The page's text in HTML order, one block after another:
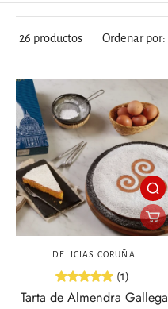
26 productos Ordenar por:
DELICIAS CORUÑA
(1)
Tarta de Almendra Gallega